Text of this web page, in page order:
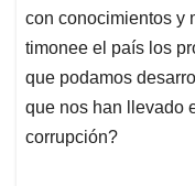
con conocimientos y
timonee el país los
que podamos
que nos han llevado
corrupción?